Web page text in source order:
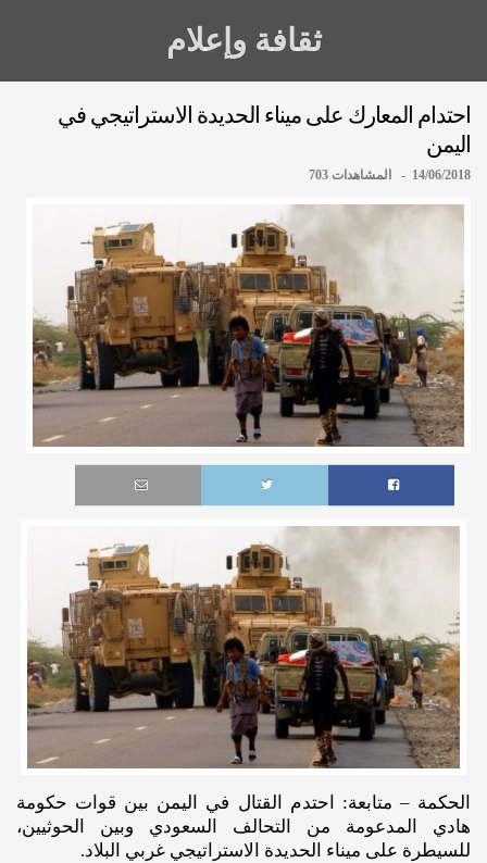
ثقافة وإعلام
احتدام المعارك على ميناء الحديدة الاستراتيجي في
اليمن
14/06/2018 - المشاهدات 703
الحكمة – متابعة: احتدم القتال في اليمن بين قوات حكومة
هادي المدعومة من التحالف السعودي وبين الحوثيين،
للسيطرة على ميناء الحديدة الاستراتيجي غربي البلاد.